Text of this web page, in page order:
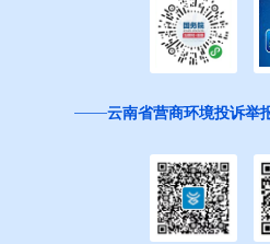
云南省营商环境投诉举